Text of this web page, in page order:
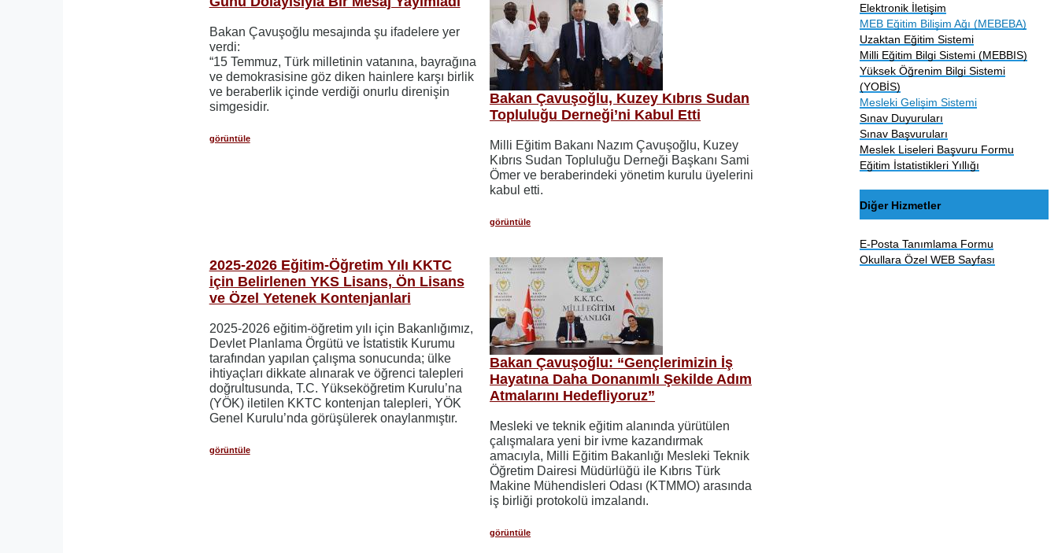
Bakan Çavuşoğlu mesajında şu ifadelere yer
verdi:
“15 Temmuz, Türk milletinin vatanına, bayrağına
ve demokrasisine göz diken hainlere karşı birlik
ve beraberlik içinde verdiği onurlu direnişin
simgesidir.
görüntüle
Bakan Çavuşoğlu, Kuzey Kıbrıs Sudan
Topluluğu Derneği’ni Kabul Etti
Milli Eğitim Bakanı Nazım Çavuşoğlu, Kuzey
Kıbrıs Sudan Topluluğu Derneği Başkanı Sami
Ömer ve beraberindeki yönetim kurulu üyelerini
kabul etti.
görüntüle
2025-2026 Eğitim-Öğretim Yılı KKTC
için Belirlenen YKS Lisans, Ön Lisans
ve Özel Yetenek Kontenjanlari
2025-2026 eğitim-öğretim yılı için Bakanlığımız,
Devlet Planlama Örgütü ve İstatistik Kurumu
tarafından yapılan çalışma sonucunda; ülke
ihtiyaçları dikkate alınarak ve öğrenci talepleri
doğrultusunda, T.C. Yükseköğretim Kurulu’na
(YÖK) iletilen KKTC kontenjan talepleri, YÖK
Genel Kurulu’nda görüşülerek onaylanmıştır.
görüntüle
Bakan Çavuşoğlu: “Gençlerimizin İş
Hayatına Daha Donanımlı Şekilde Adım
Atmalarını Hedefliyoruz”
Mesleki ve teknik eğitim alanında yürütülen
çalışmalara yeni bir ivme kazandırmak
amacıyla, Milli Eğitim Bakanlığı Mesleki Teknik
Öğretim Dairesi Müdürlüğü ile Kıbrıs Türk
Makine Mühendisleri Odası (KTMMO) arasında
iş birliği protokolü imzalandı.
görüntüle
Elektronik İletişim
MEB Eğitim Bilişim Ağı (MEBEBA)
Uzaktan Eğitim Sistemi
Milli Eğitim Bilgi Sistemi (MEBBIS)
Yüksek Öğrenim Bilgi Sistemi
(YOBİS)
Mesleki Gelişim Sistemi
Sınav Duyuruları
Sınav Başvuruları
Meslek Liseleri Başvuru Formu
Eğitim İstatistikleri Yıllığı
Diğer Hizmetler
E-Posta Tanımlama Formu
Okullara Özel WEB Sayfası